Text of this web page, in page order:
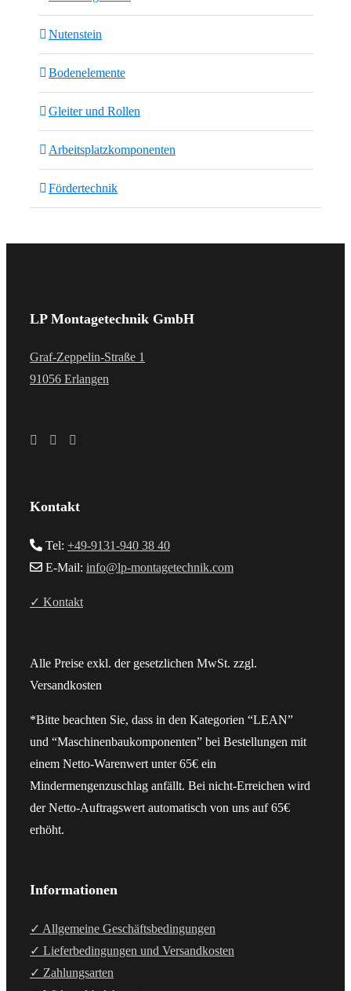
Nutenstein
Bodenelemente
Gleiter und Rollen
Arbeitsplatzkomponenten
Fördertechnik
LP Montagetechnik GmbH
Graf-Zeppelin-Straße 1
91056 Erlangen
Kontakt
Tel: +49-9131-940 38 40
E-Mail: info@lp-montagetechnik.com
✓ Kontakt
Alle Preise exkl. der gesetzlichen MwSt. zzgl.
Versandkosten
*Bitte beachten Sie, dass in den Kategorien “LEAN”
und “Maschinenbaukomponenten” bei Bestellungen mit
einem Netto-Warenwert unter 65€ ein
Mindermengenzuschlag anfällt. Bei nicht-Erreichen wird
der Netto-Auftragswert automatisch von uns auf 65€
erhöht.
Informationen
✓ Allgemeine Geschäftsbedingungen
✓ Lieferbedingungen und Versandkosten
✓ Zahlungsarten